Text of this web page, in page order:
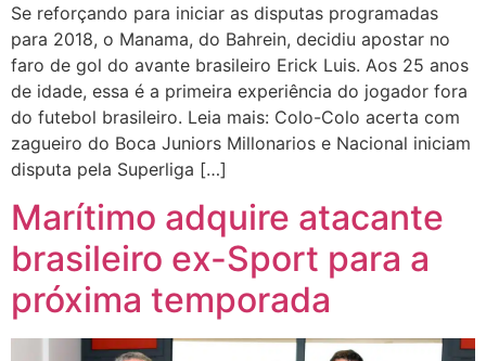
Se reforçando para iniciar as disputas programadas
para 2018, o Manama, do Bahrein, decidiu apostar no
faro de gol do avante brasileiro Erick Luis. Aos 25 anos
de idade, essa é a primeira experiência do jogador fora
do futebol brasileiro. Leia mais: Colo-Colo acerta com
zagueiro do Boca Juniors Millonarios e Nacional iniciam
disputa pela Superliga […]
Marítimo adquire atacante
brasileiro ex-Sport para a
próxima temporada